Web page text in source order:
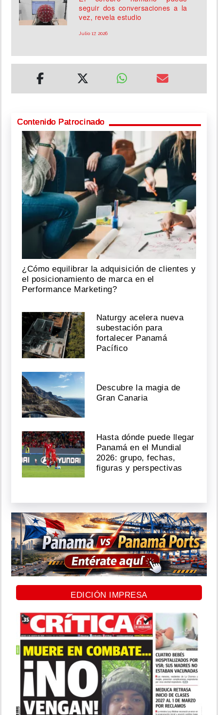
seguir dos conversaciones a la
vez, revela estudio
Julio 17, 2026
Contenido Patrocinado
¿Cómo equilibrar la adquisición de clientes y
el posicionamiento de marca en el
Performance Marketing?
Naturgy acelera nueva
subestación para
fortalecer Panamá
Pacífico
Descubre la magia de
Gran Canaria
Hasta dónde puede llegar
Panamá en el Mundial
2026: grupo, fechas,
figuras y perspectivas
EDICIÓN IMPRESA